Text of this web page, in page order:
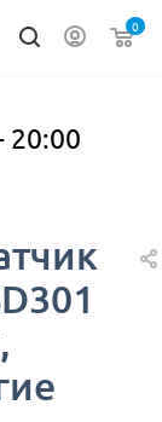
0
20:00